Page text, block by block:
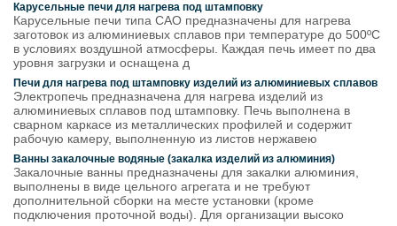
Карусельные печи для нагрева под штамповку
Карусельные печи типа САО предназначены для нагрева
заготовок из алюминиевых сплавов при температуре до 500ºС
в условиях воздушной атмосферы. Каждая печь имеет по два
уровня загрузки и оснащена д
Печи для нагрева под штамповку изделий из алюминиевых сплавов
Электропечь предназначена для нагрева изделий из
алюминиевых сплавов под штамповку. Печь выполнена в
сварном каркасе из металлических профилей и содержит
рабочую камеру, выполненную из листов нержавею
Ванны закалочные водяные (закалка изделий из алюминия)
Закалочные ванны предназначены для закалки алюминия,
выполнены в виде цельного агрегата и не требуют
дополнительной сборки на месте установки (кроме
подключения проточной воды). Для организации высоко